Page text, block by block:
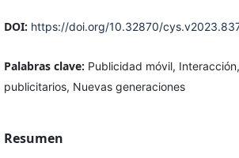
DOI: https://doi.org/10.32870/
Palabras clave: Publicidad móvil,
publicitarios, Nuevas generaciones
Resumen